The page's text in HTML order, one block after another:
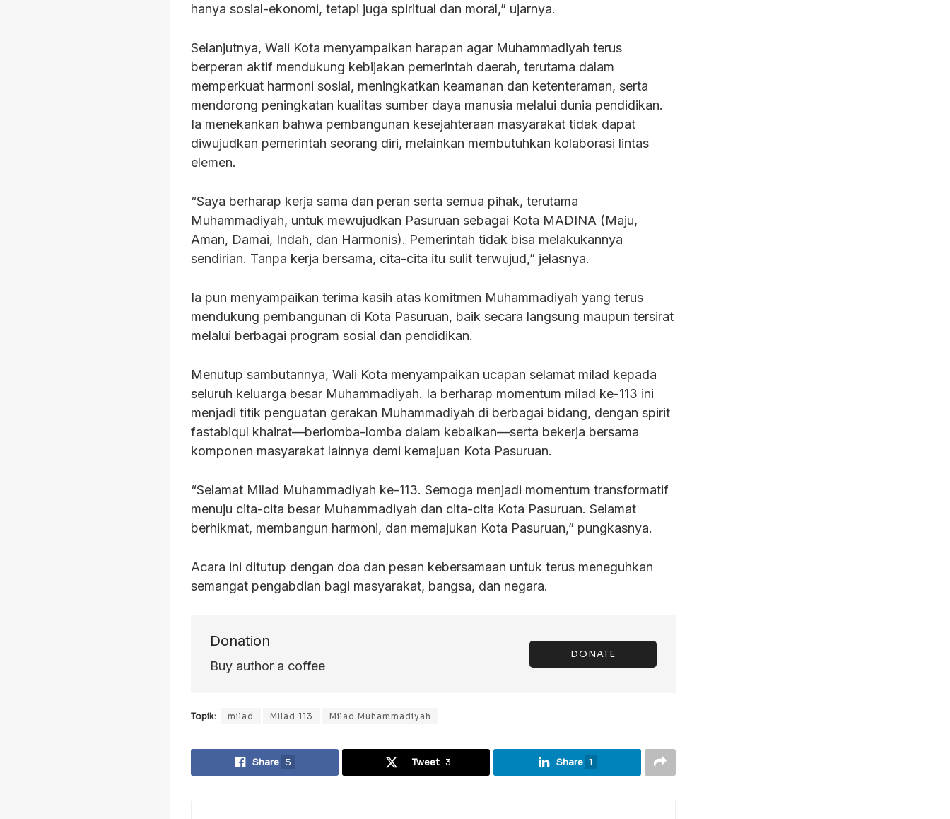
hanya sosial-ekonomi, tetapi juga spiritual dan moral,” ujarnya.
Selanjutnya, Wali Kota menyampaikan harapan agar Muhammadiyah terus
berperan aktif mendukung kebijakan pemerintah daerah, terutama dalam
memperkuat harmoni sosial, meningkatkan keamanan dan ketenteraman, serta
mendorong peningkatan kualitas sumber daya manusia melalui dunia pendidikan.
Ia menekankan bahwa pembangunan kesejahteraan masyarakat tidak dapat
diwujudkan pemerintah seorang diri, melainkan membutuhkan kolaborasi lintas
elemen.
“Saya berharap kerja sama dan peran serta semua pihak, terutama
Muhammadiyah, untuk mewujudkan Pasuruan sebagai Kota MADINA (Maju,
Aman, Damai, Indah, dan Harmonis). Pemerintah tidak bisa melakukannya
sendirian. Tanpa kerja bersama, cita-cita itu sulit terwujud,” jelasnya.
Ia pun menyampaikan terima kasih atas komitmen Muhammadiyah yang terus
mendukung pembangunan di Kota Pasuruan, baik secara langsung maupun tersirat
melalui berbagai program sosial dan pendidikan.
Menutup sambutannya, Wali Kota menyampaikan ucapan selamat milad kepada
seluruh keluarga besar Muhammadiyah. Ia berharap momentum milad ke-113 ini
menjadi titik penguatan gerakan Muhammadiyah di berbagai bidang, dengan spirit
fastabiqul khairat—berlomba-lomba dalam kebaikan—serta bekerja bersama
komponen masyarakat lainnya demi kemajuan Kota Pasuruan.
“Selamat Milad Muhammadiyah ke-113. Semoga menjadi momentum transformatif
menuju cita-cita besar Muhammadiyah dan cita-cita Kota Pasuruan. Selamat
berhikmat, membangun harmoni, dan memajukan Kota Pasuruan,” pungkasnya.
Acara ini ditutup dengan doa dan pesan kebersamaan untuk terus meneguhkan
semangat pengabdian bagi masyarakat, bangsa, dan negara.
Donation
Buy author a coffee
DONATE
Topik: milad Milad 113 Milad Muhammadiyah
Share 5 Tweet 3 Share 1